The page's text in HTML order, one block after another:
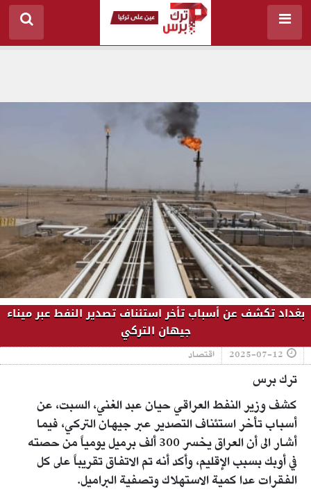
بغداد تكشف عن أسباب تأخر استئناف تصدير النفط عبر ميناء
جيهان التركي
2025-07-12 اقتصاد
ترك برس
كشف وزير النفط العراقي حيان عبد الغني، السبت، عن
أسباب تأخر استئناف التصدير عبر جيهان التركي، فيما
أشار الى أن العراق يخسر 300 ألف برميل يومياً من حصته
في أوبك بسبب الإقليم، وأكد أنه تم الاتفاق تقريباً على كل
الفقرات عدا كمية الاستهلاك وتصفية البراميل.